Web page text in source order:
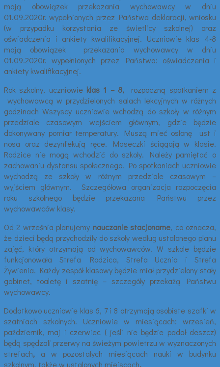
mają obowiązek przekazania wychowawcy w dniu
01.09.2020r. wypełnionych przez Państwa deklaracji, wniosku
(w przypadku korzystania ze świetlicy szkolnej) oraz
oświadczenia i ankiety kwalifikacyjnej. Uczniowie klas 4-8
mają obowiązek przekazania wychowawcy w dniu
01.09.2020r. wypełnionych przez Państwa: oświadczenia i
ankiety kwalifikacyjnej.
Rok szkolny, uczniowie klas 1 – 8,rozpoczną spotkaniem z
wychowawcą w przydzielonych salach lekcyjnych w różnych
godzinach Wszyscy uczniowie wchodzą do szkoły w różnym
przedziale czasowym wejściem głównym, gdzie będzie
dokonywany pomiar temperatury. Muszą mieć osłonę ust i
nosa oraz dezynfekują ręce. Maseczki ściągają w klasie.
Rodzice nie mogą wchodzić do szkoły. Należy pamiętać o
zachowaniu dystansu społecznego. Po spotkaniach uczniowie
wychodzą ze szkoły w różnym przedziale czasowym –
wyjściem głównym. Szczegółowa organizacja rozpoczęcia
roku szkolnego będzie przekazana Państwu przez
wychowawców klasy.
Od 2 września planujemy nauczanie stacjonarne, co oznacza,
że dzieci będą przychodziły do szkoły według ustalonego planu
zajęć, który otrzymają od wychowawców. W szkole będzie
funkcjonowała Strefa Rodzica, Strefa Ucznia i Strefa
Żywienia. Każdy zespół klasowy będzie miał przydzielony stały
gabinet, toaletę i szatnię – szczegóły przekażą Państwu
wychowawcy.
Dodatkowo uczniowie klas 6, 7 i 8 otrzymają osobiste szafki w
szatniach szkolnych. Uczniowie w miesiącach: wrzesień,
październik, maj i czerwiec ( jeśli nie będzie padał deszcz)
będą spędzali przerwy na świeżym powietrzu w wyznaczonych
strefach, a w pozostałych miesiącach nauki w budynku
szkolnym, także w ustalonych miejscach.